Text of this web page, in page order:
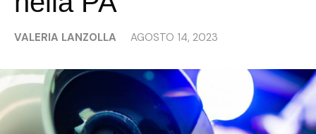
VALERIA LANZOLLA AGOSTO 14, 2023